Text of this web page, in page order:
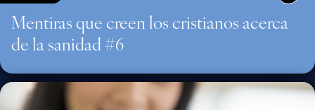
Mentiras que creen los cristianos acerca
de la sanidad #6